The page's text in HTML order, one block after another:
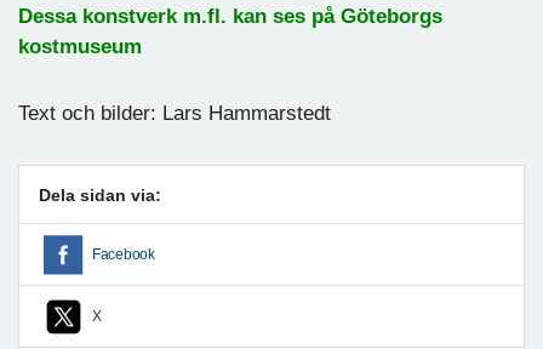
Dessa konstverk m.fl. kan ses på Göteborgs
kostmuseum
Text och bilder: Lars Hammarstedt
Dela sidan via:
Facebook
X